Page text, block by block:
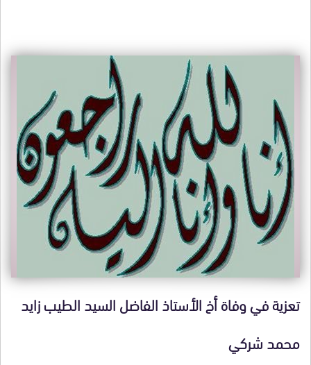
تعزية في وفاة أخ الأستاذ الفاضل السيد الطيب زايد
محمد شركي